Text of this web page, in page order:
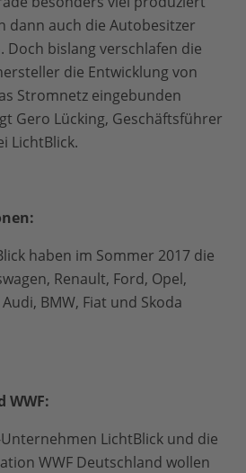
dann auch die Autobesitzer
bislang verschlafen die
die Entwicklung von
Stromnetz eingebunden
Gero Lücking, Geschäftsführer
LichtBlick.
haben im Sommer 2017 die
Renault, Ford, Opel,
BMW, Fiat und Skoda
WWF:
LichtBlick und die
WWF Deutschland wollen